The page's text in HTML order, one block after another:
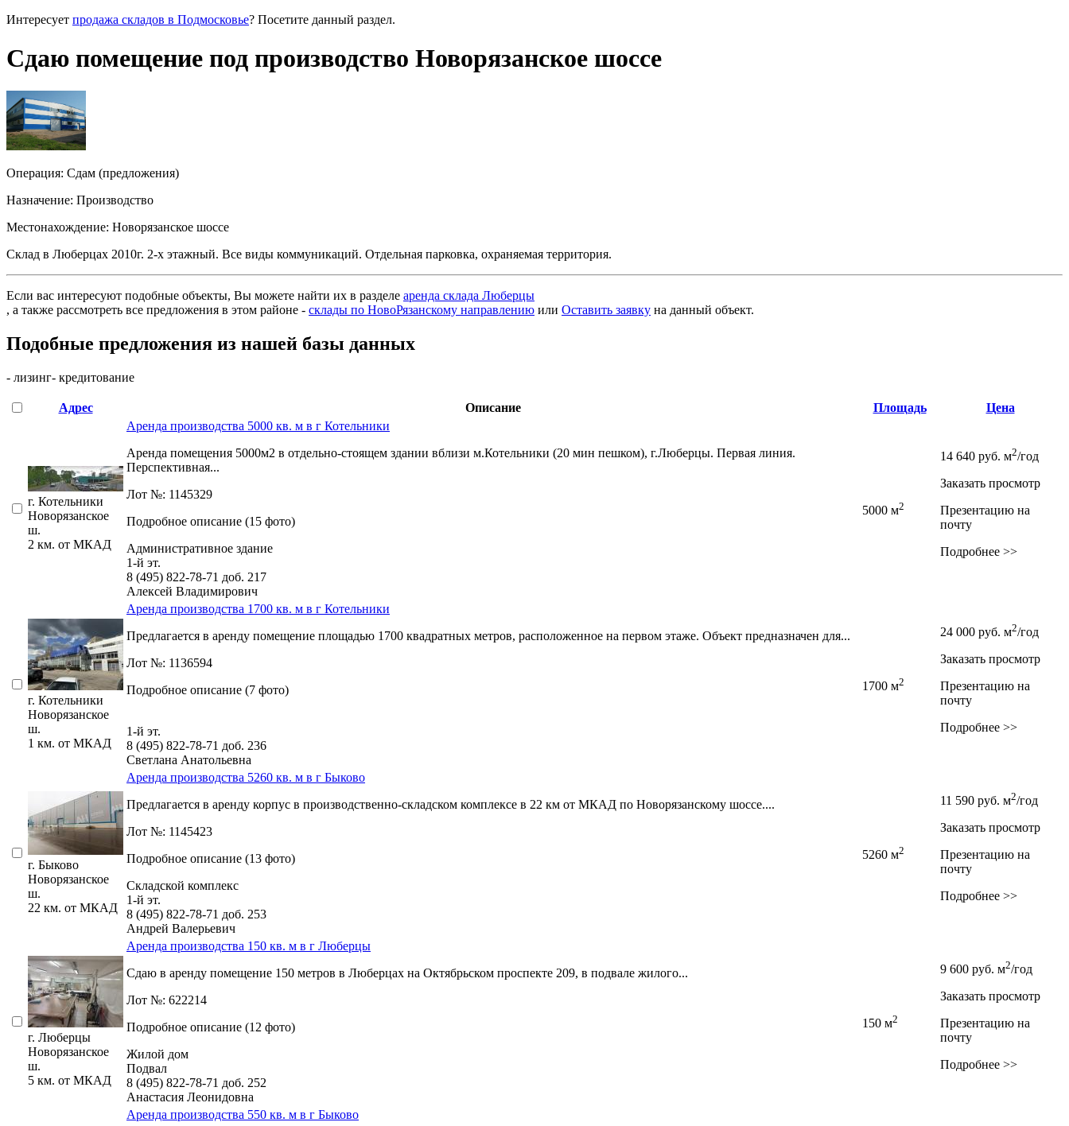
Интересует продажа складов в Подмосковье? Посетите данный раздел.
Сдаю помещение под производство Новорязанское шоссе
Операция: Сдам (предложения)
Назначение: Производство
Местонахождение: Новорязанское шоссе
Склад в Люберцах 2010г. 2-х этажный. Все виды коммуникаций. Отдельная парковка, охраняемая территория.
Если вас интересуют подобные объекты, Вы можете найти их в разделе аренда склада Люберцы
, а также рассмотреть все предложения в этом районе - склады по НовоРязанскому направлению или Оставить заявку на данный объект.
Подобные предложения из нашей базы данных
- лизинг- кредитование
Адрес Описание Площадь Цена
г. Котельники
Новорязанское
ш.
2 км. от МКАД
Аренда производства 5000 кв. м в г Котельники
Аренда помещения 5000м2 в отдельно-стоящем здании вблизи м.Котельники (20 мин пешком),­ г.Люберцы. Первая линия.
Перспективная...
Лот №: 1145329
Подробное описание (15 фото)
Административное здание
1-й эт.
8 (495) 822-78-71 доб. 217
Алексей Владимирович
5000 м2
14 640 руб. м2/год
Заказать просмотр
Презентацию на
почту
Подробнее >>
г. Котельники
Новорязанское
ш.
1 км. от МКАД
Аренда производства 1700 кв. м в г Котельники
Предлагается в аренду помещение площадью 1700 квадратных метров,­ расположенное на первом этаже. Объект предназначен для...
Лот №: 1136594
Подробное описание (7 фото)
1-й эт.
8 (495) 822-78-71 доб. 236
Светлана Анатольевна
1700 м2
24 000 руб. м2/год
Заказать просмотр
Презентацию на
почту
Подробнее >>
г. Быково
Новорязанское
ш.
22 км. от МКАД
Аренда производства 5260 кв. м в г Быково
Предлагается в аренду корпус в производственно-складском комплексе в 22 км от МКАД по Новорязанскому шоссе....
Лот №: 1145423
Подробное описание (13 фото)
Складской комплекс
1-й эт.
8 (495) 822-78-71 доб. 253
Андрей Валерьевич
5260 м2
11 590 руб. м2/год
Заказать просмотр
Презентацию на
почту
Подробнее >>
г. Люберцы
Новорязанское
ш.
5 км. от МКАД
Аренда производства 150 кв. м в г Люберцы
Сдаю в аренду помещение 150 метров в Люберцах на Октябрьском проспекте 209,­ в подвале жилого...
Лот №: 622214
Подробное описание (12 фото)
Жилой дом
Подвал
8 (495) 822-78-71 доб. 252
Анастасия Леонидовна
150 м2
9 600 руб. м2/год
Заказать просмотр
Презентацию на
почту
Подробнее >>
Аренда производства 550 кв. м в г Быково